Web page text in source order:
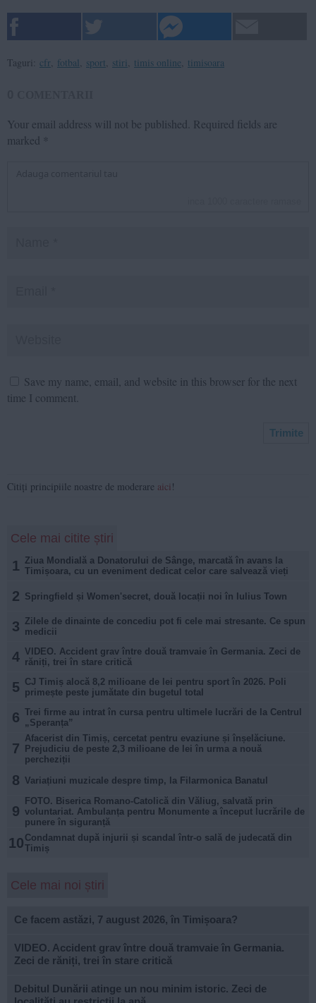
Taguri: cfr, fotbal, sport, stiri, timis online, timisoara
Your email address will not be published. Required fields are
marked *
Save my name, email, and website in this browser for the next
time I comment.
Citiți principiile noastre de moderare aici!
Cele mai citite știri
1 Ziua Mondială a Donatorului de Sânge, marcată în avans la
Timișoara, cu un eveniment dedicat celor care salvează vieți
2 Springfield și Women'secret, două locații noi în Iulius Town
3 Zilele de dinainte de concediu pot fi cele mai stresante. Ce spun
medicii
4 VIDEO. Accident grav între două tramvaie în Germania. Zeci de
răniți, trei în stare critică
5 CJ Timiș alocă 8,2 milioane de lei pentru sport în 2026. Poli
primește peste jumătate din bugetul total
6 Trei firme au intrat în cursa pentru ultimele lucrări de la Centrul
„Speranța”
7
Afacerist din Timiș, cercetat pentru evaziune și înșelăciune.
Prejudiciu de peste 2,3 milioane de lei în urma a nouă
percheziții
8 Variațiuni muzicale despre timp, la Filarmonica Banatul
9
FOTO. Biserica Romano-Catolică din Văliug, salvată prin
voluntariat. Ambulanța pentru Monumente a început lucrările de
punere în siguranță
10 Condamnat după injurii și scandal într-o sală de judecată din
Timiș
Cele mai noi știri
Ce facem astăzi, 7 august 2026, în Timișoara?
VIDEO. Accident grav între două tramvaie în Germania.
Zeci de răniți, trei în stare critică
Debitul Dunării atinge un nou minim istoric. Zeci de